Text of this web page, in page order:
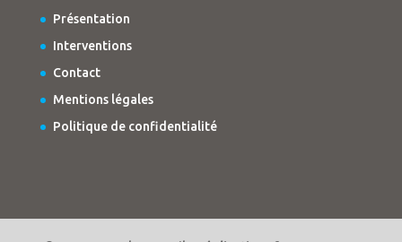
Présentation
Interventions
Contact
Mentions légales
Politique de confidentialité